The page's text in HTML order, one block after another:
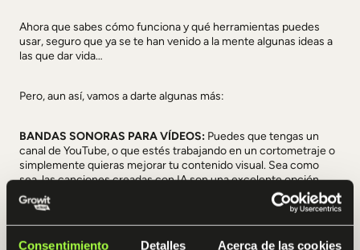
Consentimiento Detalles Acerca de las cookies
Ahora que sabes cómo funciona y qué herramientas puedes
usar, seguro que ya se te han venido a la mente algunas ideas a
las que dar vida…
Pero, aun así, vamos a darte algunas más:
BANDAS SONORAS PARA VÍDEOS: Puedes que tengas un
canal de YouTube, o que estés trabajando en un cortometraje o
simplemente quieras mejorar tu contenido visual. Sea como
sea, las canciones creadas con IA son una excelente opción
para añadir música de fondo a casi lo que sea.